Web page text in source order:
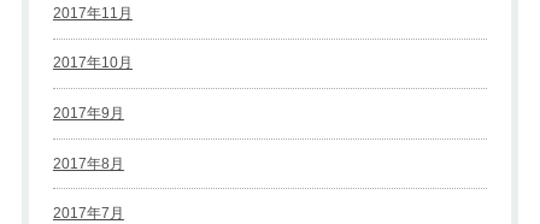
2017年11月
2017年10月
2017年9月
2017年8月
2017年7月